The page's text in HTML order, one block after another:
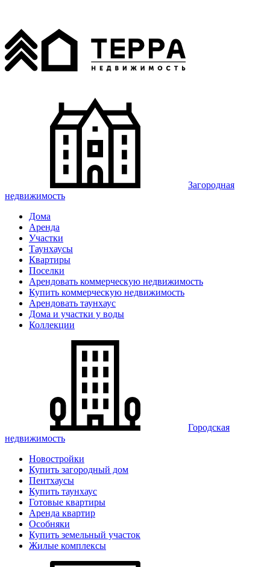
Загородная
недвижимость
Дома
Аренда
Участки
Таунхаусы
Квартиры
Поселки
Арендовать коммерческую недвижимость
Купить коммерческую недвижимость
Арендовать таунхаус
Дома и участки у воды
Коллекции
Городская
недвижимость
Новостройки
Купить загородный дом
Пентхаусы
Купить таунхаус
Готовые квартиры
Аренда квартир
Особняки
Купить земельный участок
Жилые комплексы